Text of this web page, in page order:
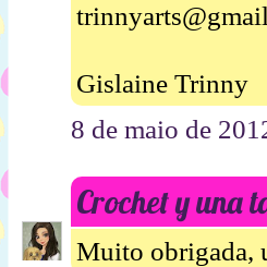
Gislaine Trinny
8 de maio de
Crochet y una
Muito obrigada,